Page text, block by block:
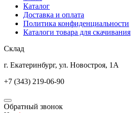
Каталог
Доставка и оплата
Политика конфиденциальности
Каталоги товара для скачивания
Склад
г. Екатеринбург, ул. Новостроя, 1А
+7 (343) 219-06-90
Обратный звонок